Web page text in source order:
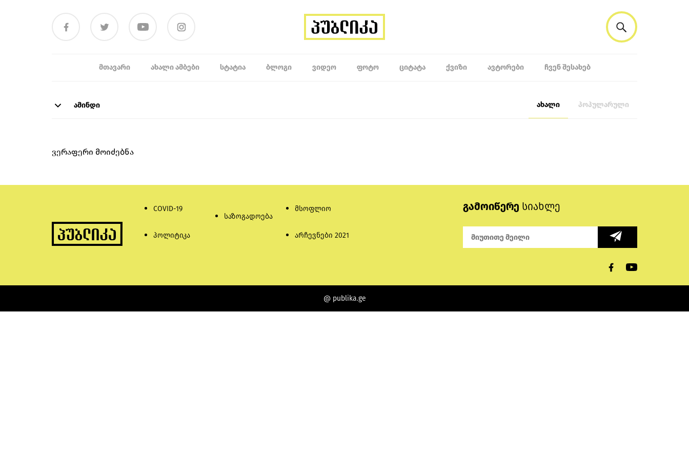
ᲛᲗᲐᲕᲐᲠᲘ ᲐᲮᲐᲚᲘ ᲐᲛᲑᲔᲑᲘ ᲡᲢᲐᲢᲘᲐ ᲑᲚᲝᲒᲘ ᲕᲘᲓᲔᲝ ᲤᲝᲢᲝ ᲪᲘᲢᲐᲢᲐ ᲥᲕᲘᲖᲘ ᲐᲕᲢᲝᲠᲔᲑᲘ ᲩᲕᲔᲜ ᲨᲔᲡᲐᲮᲔᲑ
ამინდი ახალი პოპულარული
ვერაფერი მოიძებნა
COVID-19
პოლიტიკა
საზოგადოება
მსოფლიო
არჩევნები 2021
გამოიწერე სიახლე
@ publika.ge